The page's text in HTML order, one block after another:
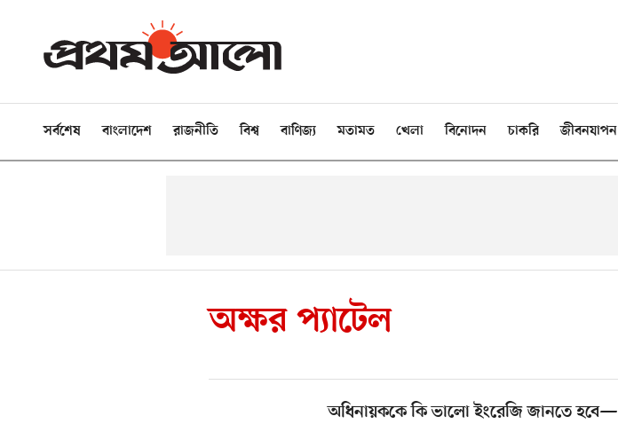
সর্বশেষ বাংলাদেশ রাজনীতি বিশ্ব বাণিজ্য মতামত খেলা বিনোদন চাকরি জীবনযাপন
অক্ষর প্যাটেল
অধিনায়ককে কি ভালো ইংরেজি জানতে হবে—